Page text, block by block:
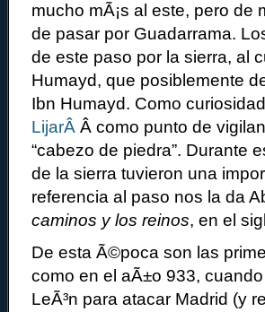
mucho mÃ¡s al este, pero de
de pasar por Guadarrama.
de este paso por la sierra, al
Humayd, que posiblemente
Ibn Humayd. Como
LijarÂ Â como punto de
“cabezo de piedra”. Durante
de la sierra tuvieron una
referencia al paso nos la da
caminos y los reinos, en el
De esta Ã©poca son las
como en el aÃ±o 933,
LeÃ³n para atacar Madrid (y